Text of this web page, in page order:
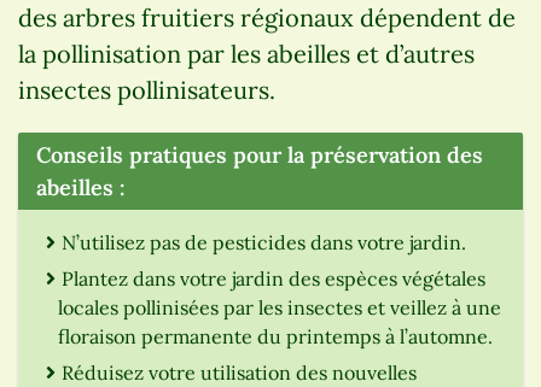
des arbres fruitiers régionaux dépendent de
la pollinisation par les abeilles et d’autres
insectes pollinisateurs.
Conseils pratiques pour la préservation des
abeilles :
N’utilisez pas de pesticides dans votre jardin.
Plantez dans votre jardin des espèces végétales
locales pollinisées par les insectes et veillez à une
floraison permanente du printemps à l’automne.
Réduisez votre utilisation des nouvelles